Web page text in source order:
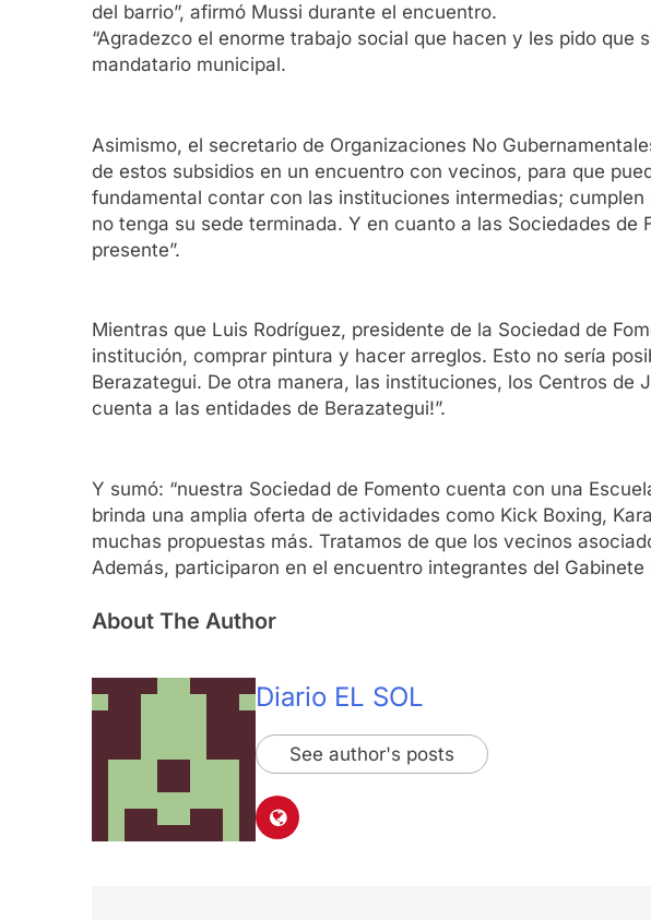
del barrio”, afirmó Mussi durante el encuentro.
“Agradezco el enorme trabajo social que hacen y les pido
mandatario municipal.
Asimismo, el secretario de Organizaciones No
de estos subsidios en un encuentro con vecinos, para que
fundamental contar con las instituciones intermedias;
no tenga su sede terminada. Y en cuanto a las Sociedades
presente”.
Mientras que Luis Rodríguez, presidente de la Sociedad de
institución, comprar pintura y hacer arreglos. Esto no sería
Berazategui. De otra manera, las instituciones, los Centros de
cuenta a las entidades de Berazategui!”.
Y sumó: “nuestra Sociedad de Fomento cuenta con una
brinda una amplia oferta de actividades como Kick Boxing,
muchas propuestas más. Tratamos de que los vecinos
Además, participaron en el encuentro integrantes del
About The Author
Diario EL SOL
See author's posts